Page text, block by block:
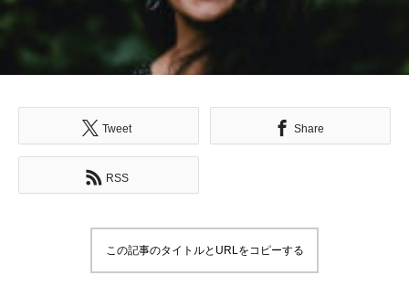
Tweet Share
RSS
この記事のタイトルとURLをコピーする